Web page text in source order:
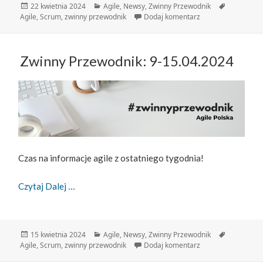
Data
publikacji
22 kwietnia 2024 Kategorie
Agile, Newsy,Zwinny Przewodnik
Agile,Scrum,zwinny przewodnik Dodaj komentarz
Zwinny Przewodnik: 9-15.04.2024
Czas na informacje agile z ostatniego tygodnia!
Czytaj Dalej
Data
publikacji
15 kwietnia 2024 Kategorie
Agile, Newsy,Zwinny Przewodnik
Agile,Scrum,zwinny przewodnik Dodaj komentarz